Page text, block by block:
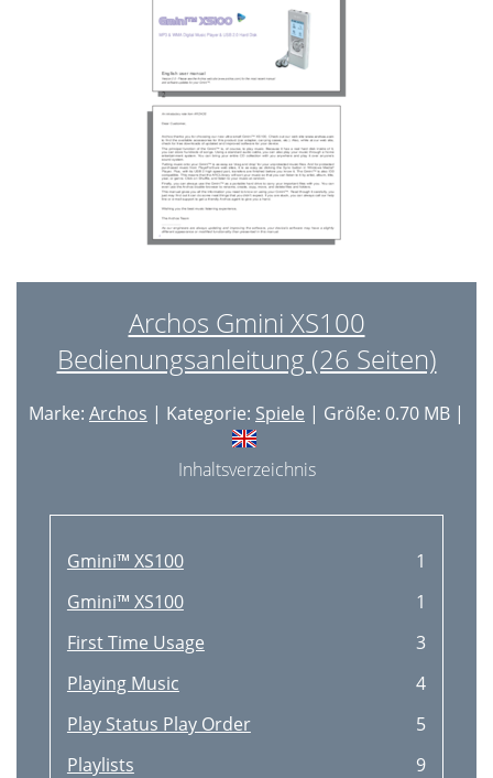
Archos Gmini XS100
Bedienungsanleitung (26 Seiten)
Marke: Archos | Kategorie: Spiele | Größe: 0.70 MB |
Inhaltsverzeichnis
Gmini™ XS100
1
Gmini™ XS100
1
First Time Usage
3
Playing Music
4
Play Status Play Order
5
Playlists
9